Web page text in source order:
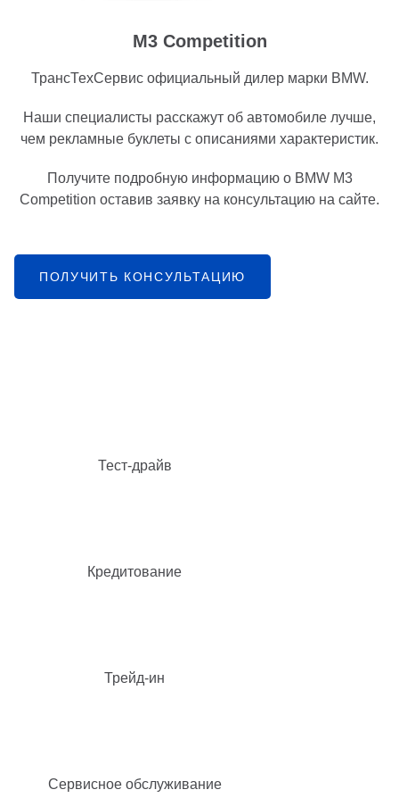
M3 Competition
ТрансТехСервис официальный дилер марки BMW.
Наши специалисты расскажут об автомобиле лучше,
чем рекламные буклеты с описаниями характеристик.
Получите подробную информацию о BMW M3
Competition оставив заявку на консультацию на сайте.
ПОЛУЧИТЬ КОНСУЛЬТАЦИЮ
Тест-драйв
Кредитование
Трейд-ин
Сервисное обслуживание